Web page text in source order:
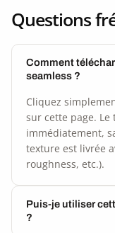
Questions
Comment
seamless ?
Cliquez
sur cette page.
immédiatement,
texture est livrée
roughness, etc.).
Puis-je utiliser
?